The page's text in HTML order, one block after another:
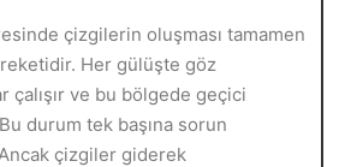
çizgilerin oluşması tamamen
Her gülüşte göz
çalışır ve bu bölgede geçici
durum tek başına sorun
çizgiler giderek